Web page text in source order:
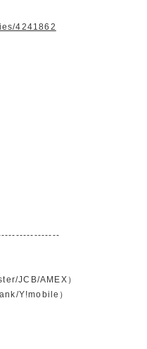
4241862
JCB/AMEX）
Y!mobile）